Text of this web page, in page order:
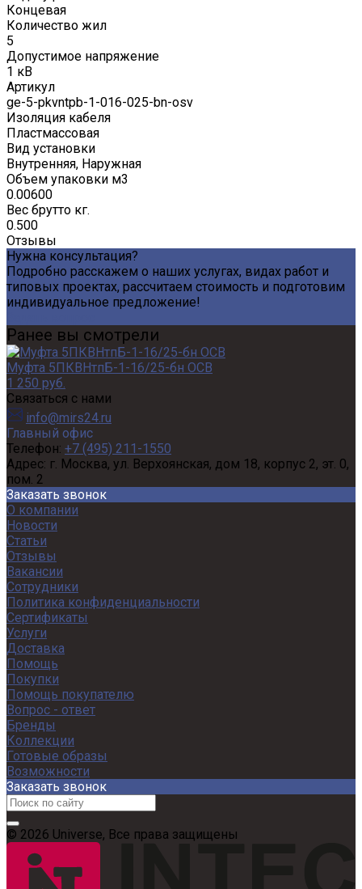
Концевая
Количество жил
5
Допустимое напряжение
1 кВ
Артикул
ge-5-pkvntpb-1-016-025-bn-osv
Изоляция кабеля
Пластмассовая
Вид установки
Внутренняя, Наружная
Объем упаковки м3
0.00600
Вес брутто кг.
0.500
Отзывы
Нужна консультация?
Подробно расскажем о наших услугах, видах работ и
типовых проектах, рассчитаем стоимость и подготовим
индивидуальное предложение!
Ранее вы смотрели
Муфта 5ПКВНтпБ-1-16/25-бн ОСВ
1 250 руб.
Связаться с нами
info@mirs24.ru
Главный офис
Телефон: +7 (495) 211-1550
Адрес: г. Москва, ул. Верхоянская, дом 18, корпус 2, эт. 0,
пом. 2
Заказать звонок
О компании
Новости
Статьи
Отзывы
Вакансии
Сотрудники
Политика конфиденциальности
Сертификаты
Услуги
Доставка
Помощь
Покупки
Помощь покупателю
Вопрос - ответ
Бренды
Коллекции
Готовые образы
Возможности
Заказать звонок
© 2026 Universe, Все права защищены